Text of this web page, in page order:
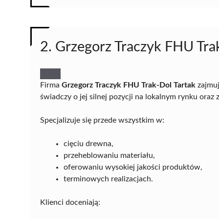
2. Grzegorz Traczyk FHU
Firma Grzegorz Traczyk FHU Trak-Dol Tartak
świadczy o jej silnej pozycji na lokalnym rynku
Specjalizuje się przede wszystkim w:
cięciu drewna,
przeheblowaniu materiału,
oferowaniu wysokiej jakości produktów,
terminowych realizacjach.
Klienci doceniają: